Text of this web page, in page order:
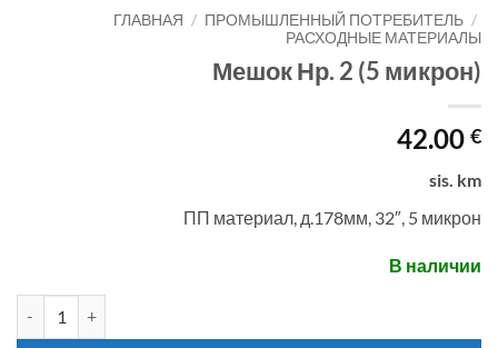
ГЛАВНАЯ / ПРОМЫШЛЕННЫЙ ПОТРЕБИТЕЛЬ /
РАСХОДНЫЕ МАТЕРИАЛЫ
Мешок Нр. 2 (5 микрон)
42.00 €
sis. km
ПП материал, д.178мм, 32″, 5 микрон
В наличии